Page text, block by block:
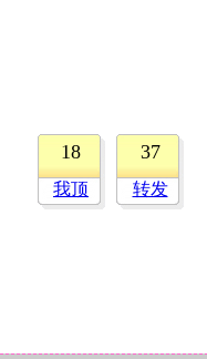
18
我顶
37
转发